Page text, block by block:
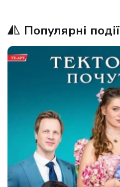
Популярні події